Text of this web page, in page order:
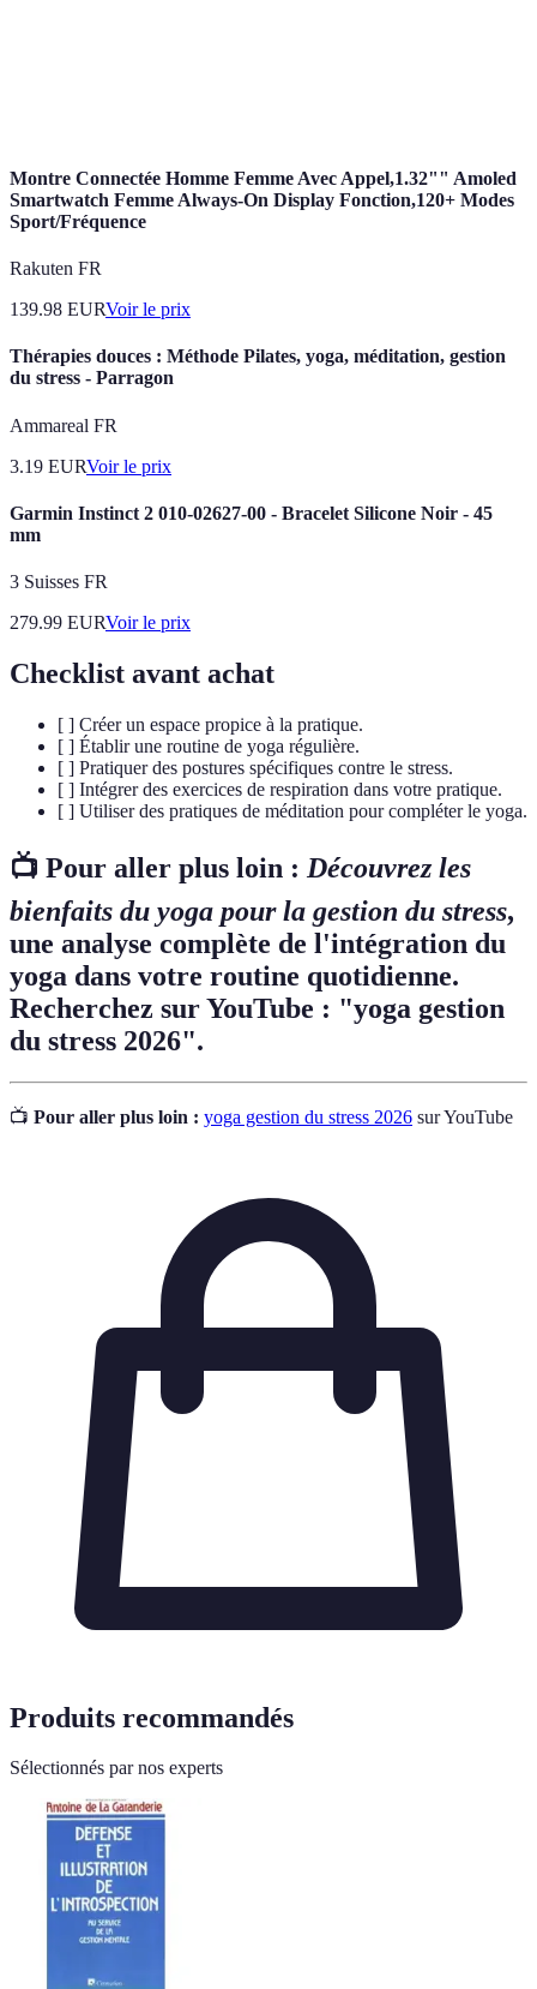
Montre Connectée Homme Femme Avec Appel,1.32"" Amoled
Smartwatch Femme Always-On Display Fonction,120+ Modes
Sport/Fréquence
Rakuten FR
139.98 EURVoir le prix
Thérapies douces : Méthode Pilates, yoga, méditation, gestion
du stress - Parragon
Ammareal FR
3.19 EURVoir le prix
Garmin Instinct 2 010-02627-00 - Bracelet Silicone Noir - 45
mm
3 Suisses FR
279.99 EURVoir le prix
Checklist avant achat
[ ] Créer un espace propice à la pratique.
[ ] Établir une routine de yoga régulière.
[ ] Pratiquer des postures spécifiques contre le stress.
[ ] Intégrer des exercices de respiration dans votre pratique.
[ ] Utiliser des pratiques de méditation pour compléter le yoga.
📺 Pour aller plus loin : Découvrez les
bienfaits du yoga pour la gestion du stress,
une analyse complète de l'intégration du
yoga dans votre routine quotidienne.
Recherchez sur YouTube : "yoga gestion
du stress 2026".
📺 Pour aller plus loin : yoga gestion du stress 2026 sur YouTube
Produits recommandés
Sélectionnés par nos experts